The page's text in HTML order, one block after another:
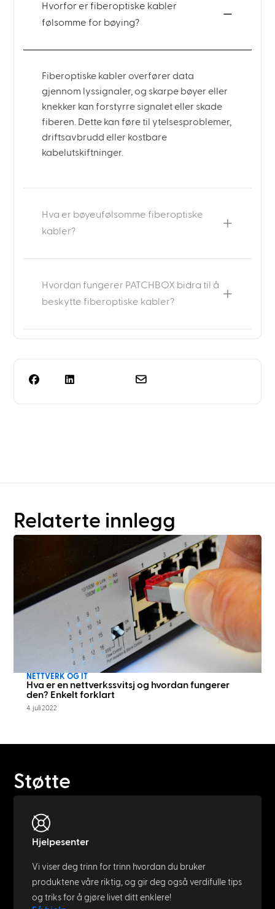
Hvorfor er fiberoptiske kabler
følsomme for bøying?
Fiberoptiske kabler overfører data
gjennom lyssignaler, og skarpe bøyer eller
knekker kan forstyrre signalet eller skade
fiberen. Dette kan føre til ytelsesproblemer,
driftsavbrudd eller kostbare
kabelutskiftninger.
Hva er bøyeufølsomme fiberoptiske
kabler?
Hvordan fungerer PATCHBOX bidra til å
beskytte fiberoptiske kabler?
Relaterte innlegg
NETTVERK OG IT
Hva er en nettverkssvitsj og hvordan fungerer
den? Enkelt forklart
4. juli 2022
Støtte
Hjelpesenter
Vi viser deg trinn for trinn hvordan du bruker
produktene våre riktig, og gir deg også verdifulle tips
og triks for å gjøre livet ditt enklere!